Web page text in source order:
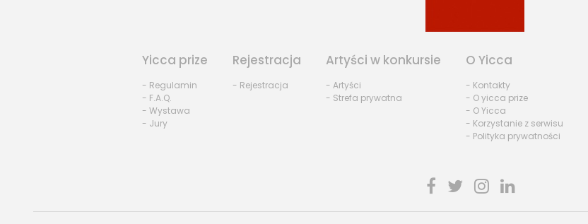
Yicca prize
- Regulamin
- F.A.Q.
- Wystawa
- Jury
Rejestracja
- Rejestracja
Artyści w konkursie
- Artyści
- Strefa prywatna
O Yicca
- Kontakty
- O yicca prize
- O Yicca
- Korzystanie z serwisu
- Polityka prywatności